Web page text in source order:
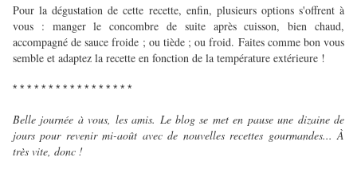
Pour la dégustation de cette recette, enfin, plusieurs options s'offrent à
vous : manger le concombre de suite après cuisson, bien chaud,
accompagné de sauce froide ; ou tiède ; ou froid. Faites comme bon vous
semble et adaptez la recette en fonction de la température extérieure !
* * * * * * * * * * * * * * * * *
Belle journée à vous, les amis. Le blog se met en pause une dizaine de
jours pour revenir mi-août avec de nouvelles recettes gourmandes... À
très vite, donc !